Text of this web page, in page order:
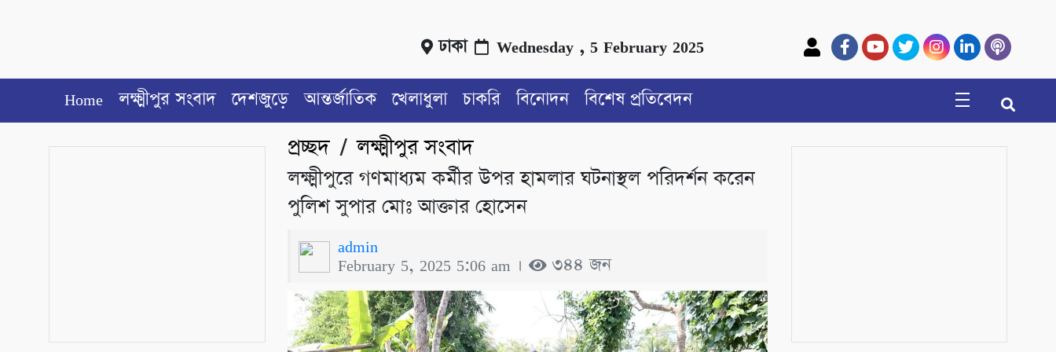
ঢাকা Wednesday , 5 February 2025
Home লক্ষ্মীপুর সংবাদ দেশজুড়ে আন্তর্জাতিক খেলাধুলা চাকরি বিনোদন বিশেষ প্রতিবেদন
প্রচ্ছদ/লক্ষ্মীপুর সংবাদ
লক্ষ্মীপুরে গণমাধ্যম কর্মীর উপর হামলার ঘটনাস্থল পরিদর্শন করেন
পুলিশ সুপার মোঃ আক্তার হোসেন
admin
February 5, 2025 5:06 am । ৩৪৪ জন